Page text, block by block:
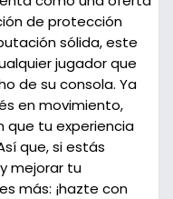
de protección
sólida, este
jugador que
de su consola. Ya
en movimiento,
que tu experiencia
que, si estás
mejorar tu
más: ¡hazte con